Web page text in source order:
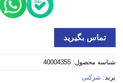
تماس بگیرید
شناسه محصول: 40004355
برند: شرکتی